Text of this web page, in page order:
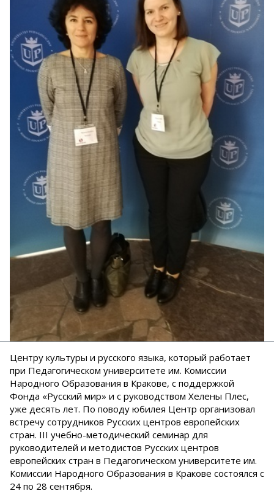
Центру культуры и русского языка, который работает
при Педагогическом университете им. Комиссии
Народного Образования в Кракове, с поддержкой
Фонда «Русский мир» и с руководством Хелены Плес,
уже десять лет. По поводу юбилея Центр организовал
встречу сотрудников Русских центров европейских
стран. III учебно-методический семинар для
руководителей и методистов Русских центров
европейских стран в Педагогическом университете им.
Комиссии Народного Образования в Кракове состоялся с
24 по 28 сентября.